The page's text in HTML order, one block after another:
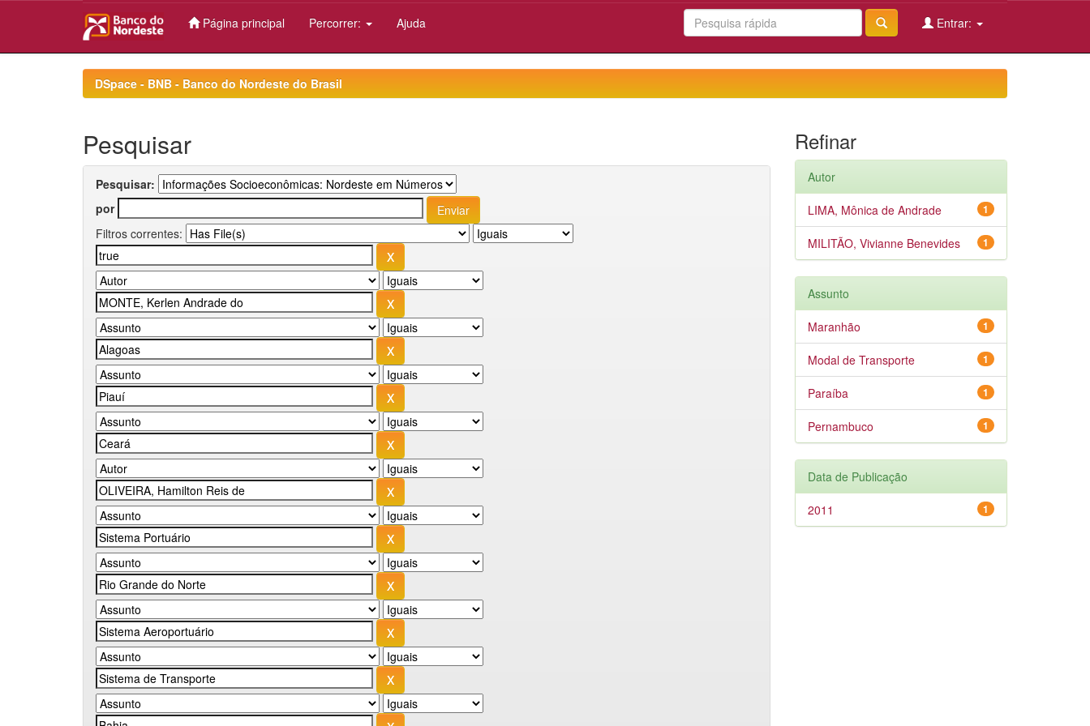
Página principal Percorrer: Ajuda Entrar:
DSpace - BNB - Banco do Nordeste do Brasil
Pesquisar
Pesquisar:
por
Filtros correntes:
Refinar
Autor
1
LIMA, Mônica de Andrade
1
MILITÃO, Vivianne Benevides
Assunto
1
Maranhão
1
Modal de Transporte
1
Paraíba
1
Pernambuco
Data de Publicação
1
2011